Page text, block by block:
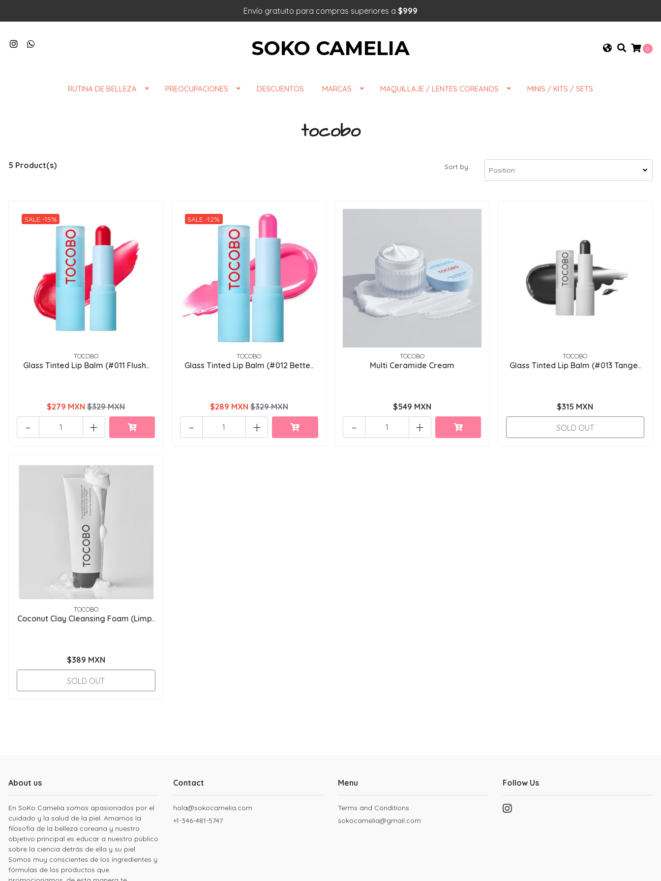
Envío gratuito para compras superiores a $999
SOKO CAMELIA 0
RUTINA DE BELLEZA PREOCUPACIONES DESCUENTOS MARCAS MAQUILLAJE / LENTES COREANOS MINIS / KITS / SETS
tocobo
5 Product(s) Sort by:
SALE -15%
TOCOBO
Glass Tinted Lip Balm (#011 Flush..
$279 MXN $329 MXN
+
-
SALE -12%
TOCOBO
Glass Tinted Lip Balm (#012 Bette..
$289 MXN $329 MXN
+
-
TOCOBO
Multi Ceramide Cream
$549 MXN
+
-
TOCOBO
Glass Tinted Lip Balm (#013 Tange..
$315 MXN
SOLD OUT
TOCOBO
Coconut Clay Cleansing Foam (Limp..
$389 MXN
SOLD OUT
About us
En SoKo Camelia somos apasionados por el
cuidado y la salud de la piel. Amamos la
filosofía de la belleza coreana y nuestro
objetivo principal es educar a nuestro público
sobre la ciencia detrás de ella y su piel.
Somos muy conscientes de los ingredientes y
fórmulas de los productos que
Contact
hola@sokocamelia.com
+1-346-481-5747
Menu
Terms and Conditions
sokocamelia@gmail.com
Follow Us